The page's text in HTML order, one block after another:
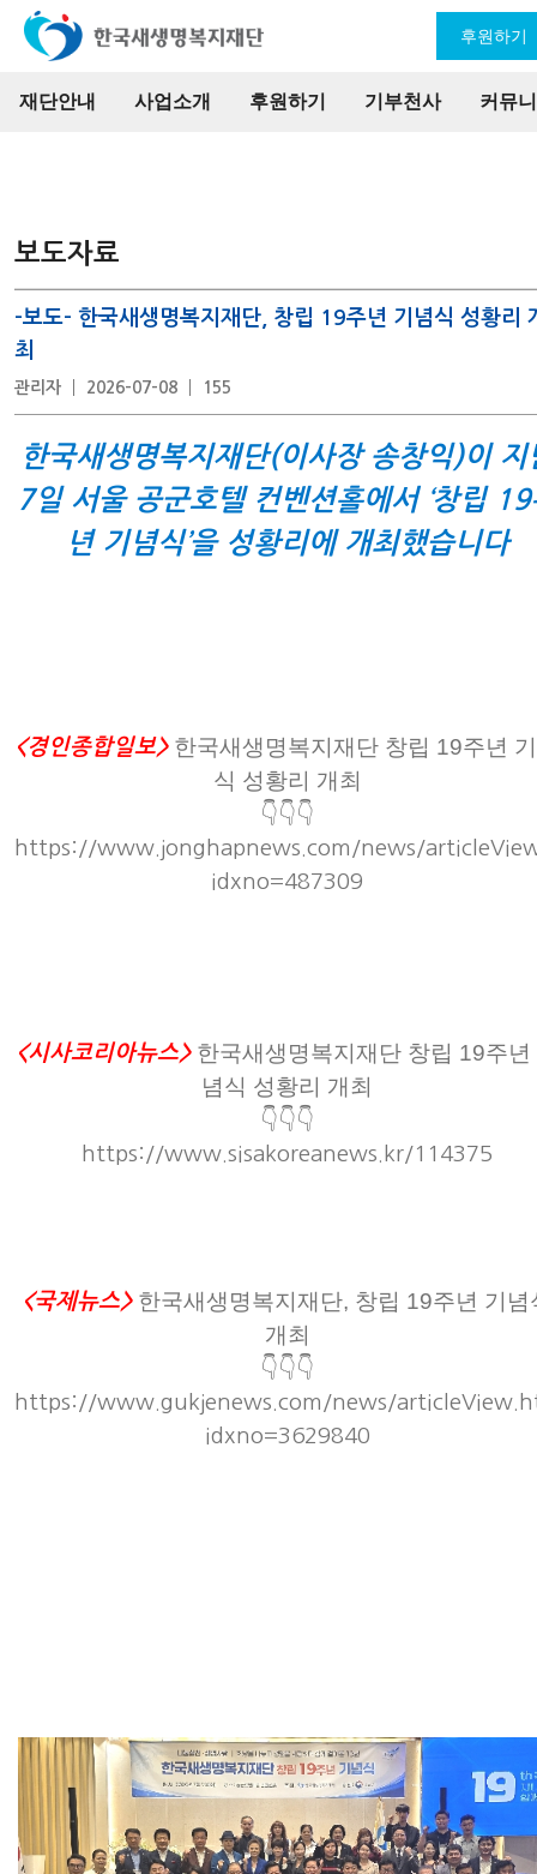
재단안내 사업소개 후원하기 기부천사 커뮤
후원하기
보도자료
-보도- 한국새생명복지재단, 창립 19주년 기념식 성황리
최
관리자 2026-07-08 155
한국새생명복지재단(이사장 송창익)이 지
7일 서울 공군호텔 컨벤션홀에서 ‘창립 19
년 기념식’을 성황리에 개최했습니다
<경인종합일보> 한국새생명복지재단 창립 19주년
식 성황리 개최
👇👇👇
https://www.jonghapnews.com/news/
idxno=487309
<시사코리아뉴스> 한국새생명복지재단 창립 19주년
념식 성황리 개최
👇👇👇
https://www.sisakoreanews.kr/114375
<국제뉴스> 한국새생명복지재단, 창립 19주년 기념
개최
👇👇👇
https://www.gukjenews.com/news/
idxno=3629840